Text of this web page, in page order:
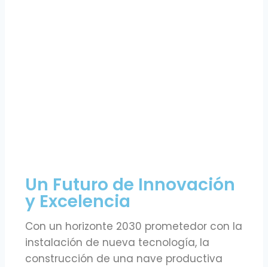
Un Futuro de Innovación
y Excelencia
Con un horizonte 2030 prometedor con la
instalación de nueva tecnología, la
construcción de una nave productiva